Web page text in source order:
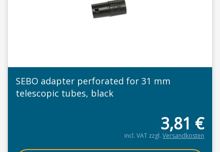
SEBO adapter perforated for 31 mm
telescopic tubes, black
3,81 €
incl. VAT zzgl. Versandkosten